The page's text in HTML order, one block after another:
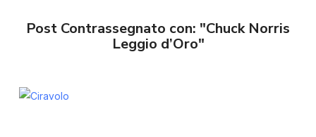
Post Contrassegnato con: "Chuck Norris
Leggio d’Oro"